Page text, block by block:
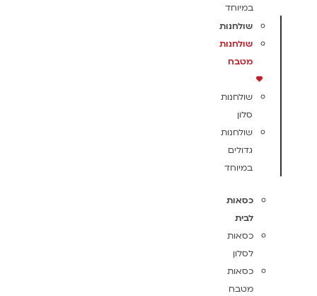
במיוחד
שולחנות
שולחנות
מטבח
שולחנות
סלון
שולחנות
גדולים
במיוחד
כסאות
לבית
כסאות
לסלון
כסאות
מטבח